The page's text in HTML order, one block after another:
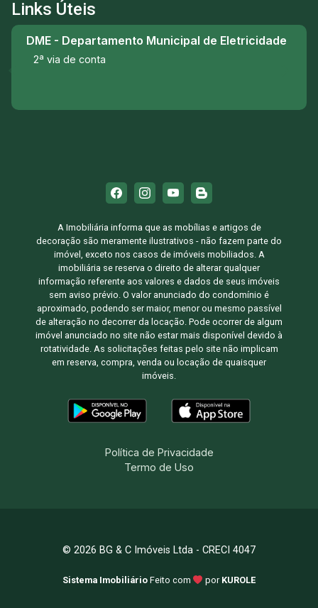
Links Úteis
DME - Departamento Municipal de Eletricidade
2ª via de conta
A Imobiliária informa que as mobílias e artigos de
decoração são meramente ilustrativos - não fazem parte do
imóvel, exceto nos casos de imóveis mobiliados. A
imobiliária se reserva o direito de alterar qualquer
informação referente aos valores e dados de seus imóveis
sem aviso prévio. O valor anunciado do condomínio é
aproximado, podendo ser maior, menor ou mesmo passível
de alteração no decorrer da locação. Pode ocorrer de algum
imóvel anunciado no site não estar mais disponível devido à
rotatividade. As solicitações feitas pelo site não implicam
em reserva, compra, venda ou locação de quaisquer
imóveis.
Política de Privacidade
Termo de Uso
© 2026 BG & C Imóveis Ltda - CRECI 4047
Sistema Imobiliário Feito com por KUROLE